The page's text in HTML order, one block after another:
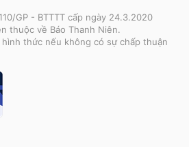
GP - BTTTT cấp ngày 24.3.2020
thuộc về Báo Thanh Niên.
hình thức nếu không có sự chấp thuận